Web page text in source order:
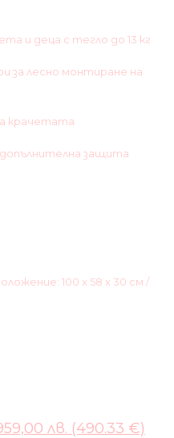
и деца с тегло до 13 кг
за лесно монтиране на
крачетата
допълнителна защита
100 х 58 х 30 см /
лв. (490.33 €)